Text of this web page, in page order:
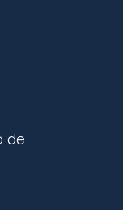
de